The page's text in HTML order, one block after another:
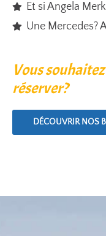
Et si Angela
Une Mercedes?
Vous
réserver?
DÉCOUVRIR NOS